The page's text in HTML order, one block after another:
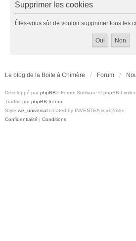
Supprimer les cookies
Êtes-vous sûr de vouloir supprimer tous les
Le blog de la Boite à Chimère Forum
Développé par phpBB® Forum Software © phpBB Limited
Traduit par phpBB-fr.com
Style we_universal created by INVENTEA & v12mike
Confidentialité | Conditions